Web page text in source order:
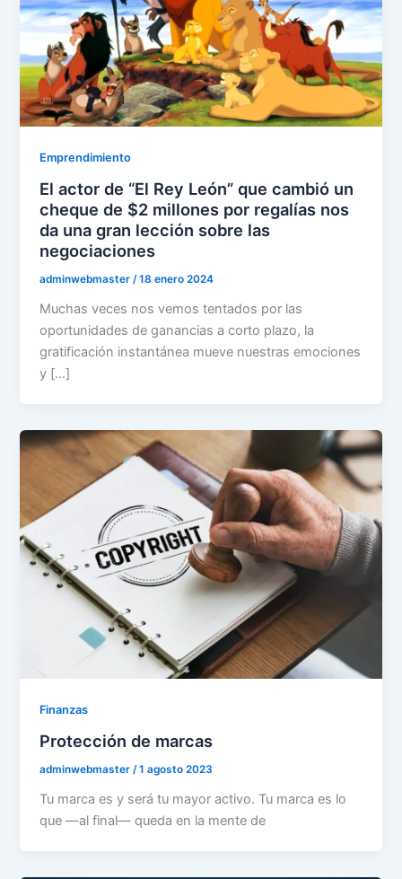
Emprendimiento
El actor de “El Rey León” que cambió un
cheque de $2 millones por regalías nos
da una gran lección sobre las
negociaciones
adminwebmaster/18 enero 2024
Muchas veces nos vemos tentados por las
oportunidades de ganancias a corto plazo, la
gratificación instantánea mueve nuestras emociones
y […]
Finanzas
Protección de marcas
adminwebmaster/1 agosto 2023
Tu marca es y será tu mayor activo. Tu marca es lo
que —al final— queda en la mente de